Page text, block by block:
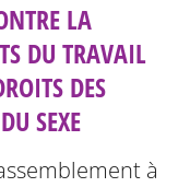
LA
DU TRAVAIL
DES
SEXE
à